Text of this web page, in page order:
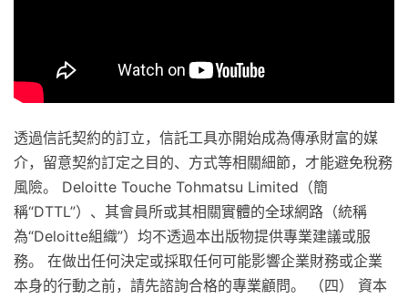
透過信託契約的訂立，信託工具亦開始成為傳承財富的媒
介，留意契約訂定之目的、方式等相關細節，才能避免稅務
風險。 Deloitte Touche Tohmatsu Limited（簡
稱“DTTL”）、其會員所或其相關實體的全球網路（統稱
為“Deloitte組織”）均不透過本出版物提供專業建議或服
務。 在做出任何決定或採取任何可能影響企業財務或企業
本身的行動之前，請先諮詢合格的專業顧問。 （四） 資本